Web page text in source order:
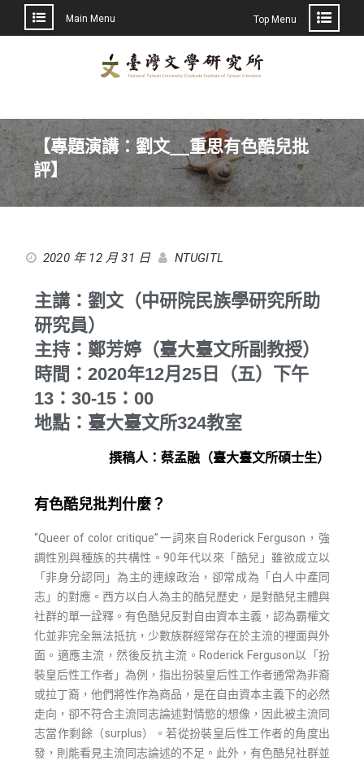
Main Menu Top Menu
【專題演講：劉文__重思有色酷兒批
評】
2020 年 12 月 31 日 NTUGITL
主講：劉文（中研院民族學研究所助
研究員）
主持：鄭芳婷（臺大臺文所副教授）
時間：2020年12月25日（五）下午
13：30-15：00
地點：臺大臺文所324教室
撰稿人：蔡孟融（臺大臺文所碩士生）
有色酷兒批判什麼？
“Queer of color critique”一詞來自Roderick Ferguson，強
調性別與種族的共構性。90年代以來「酷兒」雖欲成立以
「非身分認同」為主的連線政治，卻常成為「白人中產同
志」的對應。西方以白人為主的酷兒歷史，是對酷兒主體與
社群的單一詮釋。有色酷兒反對自由資本主義，認為霸權文
化並非完全無法抵抗，少數族群經常存在於主流的裡面與外
面。適應主流，然後反抗主流。Roderick Ferguson以「扮
裝皇后性工作者」為例，指出扮裝皇后性工作者通常為非裔
或拉丁裔，他們將性作為商品，是在自由資本主義下的必然
走向，卻不符合主流同志論述對情慾的想像，因此被主流同
志當作剩餘（surplus）。若從扮裝皇后性工作者的角度出
發，則能看見主流同志論述的不足。此外，有色酷兒社群並